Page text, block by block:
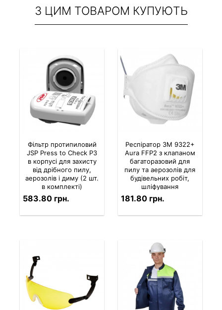
З ЦИМ ТОВАРОМ КУПУЮТЬ
Фільтр протипиловий
JSP Press to Check P3
в корпусі для захисту
від дрібного пилу,
аерозолів і диму (2 шт.
в комплекті)
583.80 грн.
Респіратор 3M 9322+
Aura FFP2 з клапаном
багаторазовий для
пилу та аерозолів для
будівельних робіт,
шліфування
181.80 грн.